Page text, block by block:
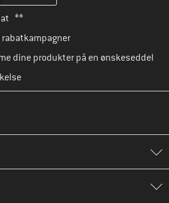
**
dine produkter på en ønskeseddel